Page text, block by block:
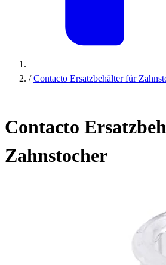
/ Contacto Ersatzbehälter für
Contacto
Zahnstocher